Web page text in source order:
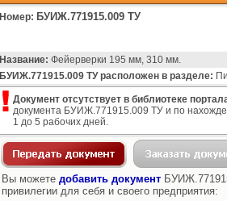
Номер: БУИЖ.771915.009 ТУ
Название: Фейерверки 195 мм, 310 мм.
БУИЖ.771915.009 ТУ расположен в разделе:
Документ отсутствует в библиотеке
документа БУИЖ.771915.009 ТУ и по
1 до 5 рабочих дней.
Вы можете добавить документ
привилегии для себя и своего предприятия: